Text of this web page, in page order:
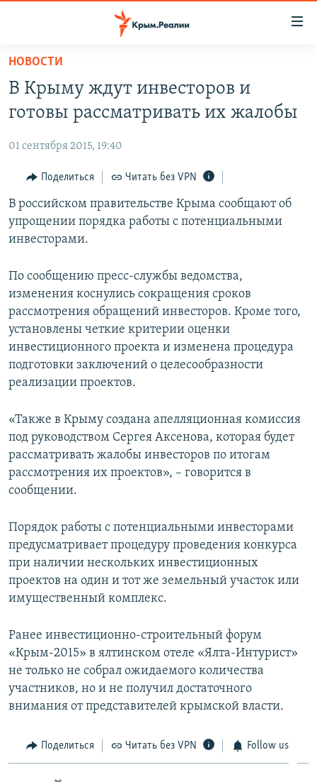
Вернуться
основному
содержанию
навигации
Вернутся
поиску
СПЕЦПРОЕКТЫ
КАРТА ВОЕННЫХ ОБЪЕКТОВ КРЫМА
11 ЛЕТ ОККУПАЦИИ КРЫМА. 11 ИСТОРИЙ СОПРОТИВЛЕНИЯ
ИСТОРИЯ
ЕЩЕ
ИНТЕРАКТИВ
ИНФОГРАФИКА
СОВЕТЫ ПРАВОЗАЩИТНИКОВ
ПРОПАВШИЕ БЕЗ ВЕСТИ
ПОБЕДИТЕЛЕЙ НЕ СУДЯТ?
КРЫМ.НЕПОКОРЕННЫЙ
ELIFBE
РАДІО СВОБОДА
КАК ОБОЙТИ БЛОКИРОВКУ
Українською
Qırımtatar
ПРИСОЕДИНЯЙТЕСЬ!
Все сайты RFE/RL
НОВОСТИ
В Крыму ждут инвесторов и
готовы рассматривать их жалобы
01 сентября 2015, 19:40
Поделиться Читать без VPN
В российском правительстве Крыма сообщают об
упрощении порядка работы с потенциальными
инвесторами.
По сообщению пресс-службы ведомства,
изменения коснулись сокращения сроков
рассмотрения обращений инвесторов. Кроме того,
установлены четкие критерии оценки
инвестиционного проекта и изменена процедура
подготовки заключений о целесообразности
реализации проектов.
«Также в Крыму создана апелляционная комиссия
под руководством Сергея Аксенова, которая будет
рассматривать жалобы инвесторов по итогам
рассмотрения их проектов», – говорится в
сообщении.
Порядок работы с потенциальными инвесторами
предусматривает процедуру проведения конкурса
при наличии нескольких инвестиционных
проектов на один и тот же земельный участок или
имущественный комплекс.
Ранее инвестиционно-строительный форум
«Крым-2015» в ялтинском отеле «Ялта-Интурист»
не только не собрал ожидаемого количества
участников, но и не получил достаточного
внимания от представителей крымской власти.
Поделиться Читать без VPN Follow us